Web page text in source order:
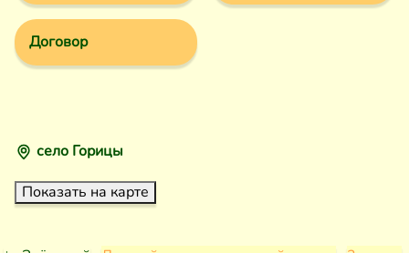
Договор
село Горицы
Показать на карте